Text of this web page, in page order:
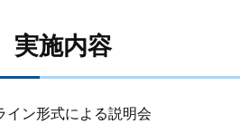
施内容
ン形式による説明会